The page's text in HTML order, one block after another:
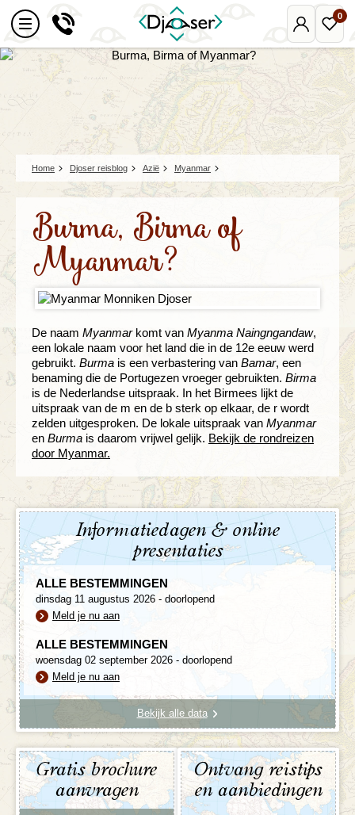
Mijn
Djoser
0
Home Djoser reisblog Azië Myanmar
Burma, Birma of
Myanmar?
De naam Myanmarkomt van Myanma Naingngandaw,
een lokale naam voor het land die in de 12e eeuw werd
gebruikt. Burma is een verbastering van Bamar, een
benaming die de Portugezen vroeger gebruikten. Birma
is de Nederlandse uitspraak. In het Birmees lijkt de
uitspraak van de m en de b sterk op elkaar, de r wordt
zelden uitgesproken. De lokale uitspraak van Myanmar
en Burma is daarom vrijwel gelijk. Bekijk de rondreizen
door Myanmar.
Informatiedagen & online
presentaties
ALLE BESTEMMINGEN
dinsdag 11 augustus 2026 - doorlopend
Meld je nu aan
ALLE BESTEMMINGEN
woensdag 02 september 2026 - doorlopend
Meld je nu aan
Bekijk alle data
Gratis brochure
aanvragen
Ontvang reistips
en aanbiedingen